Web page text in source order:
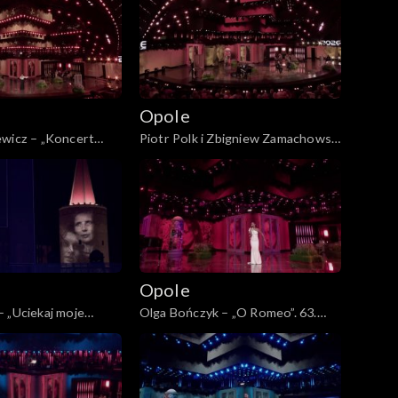
– „Koncert
świerszcze”. 63.
już nie będzie...”.
Magdzie Umer i
Opole
Piotr Polk i Zbigniew Zamachowski
– „Naprawdę nie dzieje się nic”. 63.
KFPP: „Kiedy mnie już nie będzie...”.
Koncert w hołdzie Magdzie Umer i
Agnieszce Osieckiej
„Uciekaj moje
„Kiedy mnie już
w hołdzie
i Agnieszce
Opole
Olga Bończyk – „O Romeo”. 63.
KFPP: „Kiedy mnie już nie będzie...”.
Koncert w hołdzie Magdzie Umer i
Agnieszce Osieckiej